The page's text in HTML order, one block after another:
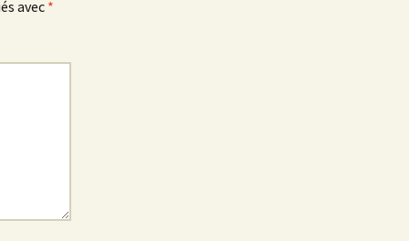
avec*